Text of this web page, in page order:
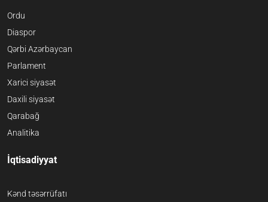
Ordu
Diaspor
Qərbi Azərbaycan
Parlament
Xarici siyasət
Daxili siyasət
Qarabağ
Analitika
İqtisadiyyat
Kənd təsərrüfatı